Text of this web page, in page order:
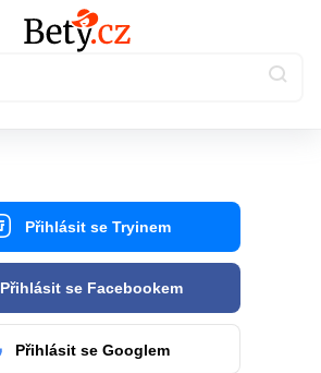
Přihlásit se Tryinem
Přihlásit se Facebookem
Přihlásit se Googlem